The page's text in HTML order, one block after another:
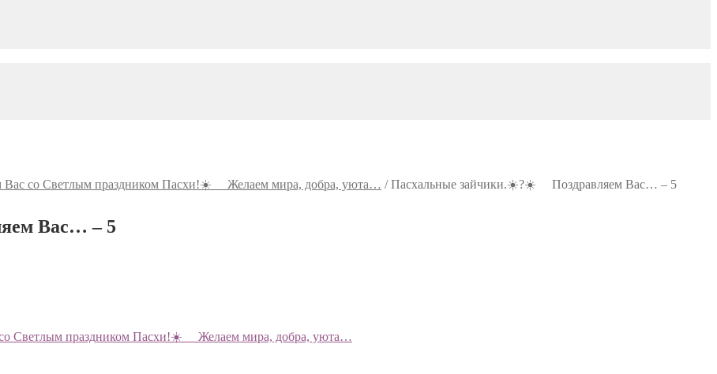
со Светлым праздником Пасхи!☀️ ⠀ Желаем мира, добра, уюта… /Пасхальные зайчики.☀️?☀️ ⠀ Поздравляем Вас… – 5
Вас… – 5
Светлым праздником Пасхи!☀️ ⠀ Желаем мира, добра, уюта…